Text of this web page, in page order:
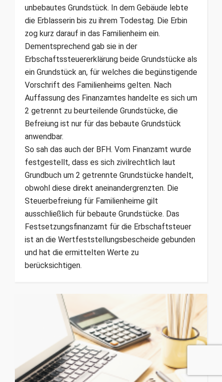
unbebautes Grundstück. In dem Gebäude lebte
die Erblasserin bis zu ihrem Todestag. Die Erbin
zog kurz darauf in das Familienheim ein.
Dementsprechend gab sie in der
Erbschaftssteuererklärung beide Grund­stücke als
ein Grundstück an, für welches die begünstigende
Vorschrift des Familienheims gelten. Nach
Auffassung des Finanzamtes handelte es sich um
2 getrennt zu beurteilende Grundstücke, die
Befreiung ist nur für das bebaute Grundstück
anwendbar.
So sah das auch der BFH. Vom Finanzamt wurde
festgestellt, dass es sich zivilrechtlich laut
Grundbuch um 2 getrennte Grundstücke handelt,
obwohl diese direkt aneinandergrenzten. Die
Steuerbefreiung für Familienheime gilt
ausschließlich für bebaute Grundstücke. Das
Festsetzungsfinanzamt für die Erbschaftsteuer
ist an die Wertfeststellungsbescheide gebunden
und hat die ermittelten Werte zu
berücksichtigen.